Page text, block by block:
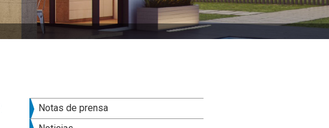
Barra
Notas de prensa